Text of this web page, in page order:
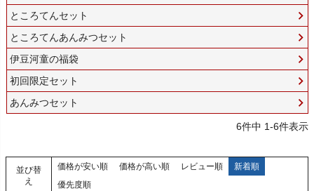
ところてんセット
ところてんあんみつセット
伊豆河童の福袋
初回限定セット
あんみつセット
6件中 1-6件表示
並び替
え
価格が安い順 価格が高い順 レビュー順
新着順
優先度順